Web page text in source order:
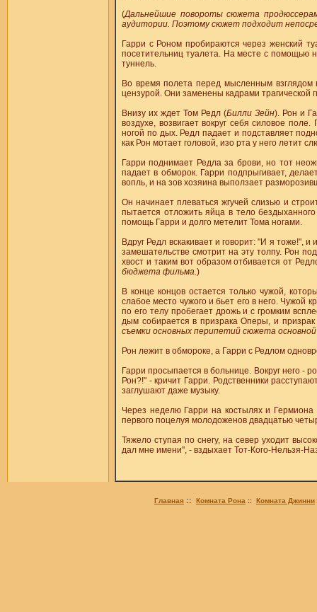
(Дальнейшие повороты сюжета
аудитории. Поэтому сюжет подходит
Гарри с Роном пробираются через женский
посетительниц туалета. На месте с помощью
туннель.
Во время полета перед мысленным
цензурой. Они заменены кадрами трагической
Внизу их ждет Том Редл (Билли Зейн). Рон и
воздухе, возвигает вокруг себя силовое
ногой по дых. Редл падает и подставляет
как Рон мотает головой, изо рта у него летит
Гарри поднимает Редла за брови, но тот
падает в обморок. Гарри подпрыгивает,
вопль, и на зов хозяина выползает
Он начинает плеваться жгучей слизью и
пытается отложить яйца в тело
помощь Гарри и долго метелит Тома ногами.
Вдруг Редл вскакивает и говорит: "И я тоже!",
замешательстве смотрит на эту толпу. Рон
хвост и таким вот образом отбивается от
бюджета фильма.)
В конце концов остается только чужой,
слабое место чужого и бьет его в него. Чужой
по его телу пробегает дрожь и с громким
дым собирается в призрака Оперы, и призрак
съемки основных перипетий сюжета
Рон лежит в обмороке, а Гарри с Редлом
Гарри просыпается в больнице. Вокруг него -
Рон?!" - кричит Гарри. Родственники
заглушают даже музыку.
Через неделю Гарри на костылях и Гермиона
первого поцелуя молодоженов двадцатью
Тяжело ступая по снегу, на север уходит
дал мне имени", - вздыхает Тот-Кого-Нельзя-
Главная :: Комната Рона :: Комната Джинни